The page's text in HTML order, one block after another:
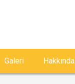
Galeri Hakkında